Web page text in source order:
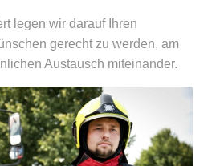
legen wir darauf Ihren
gerecht zu werden, am
Austausch miteinander.